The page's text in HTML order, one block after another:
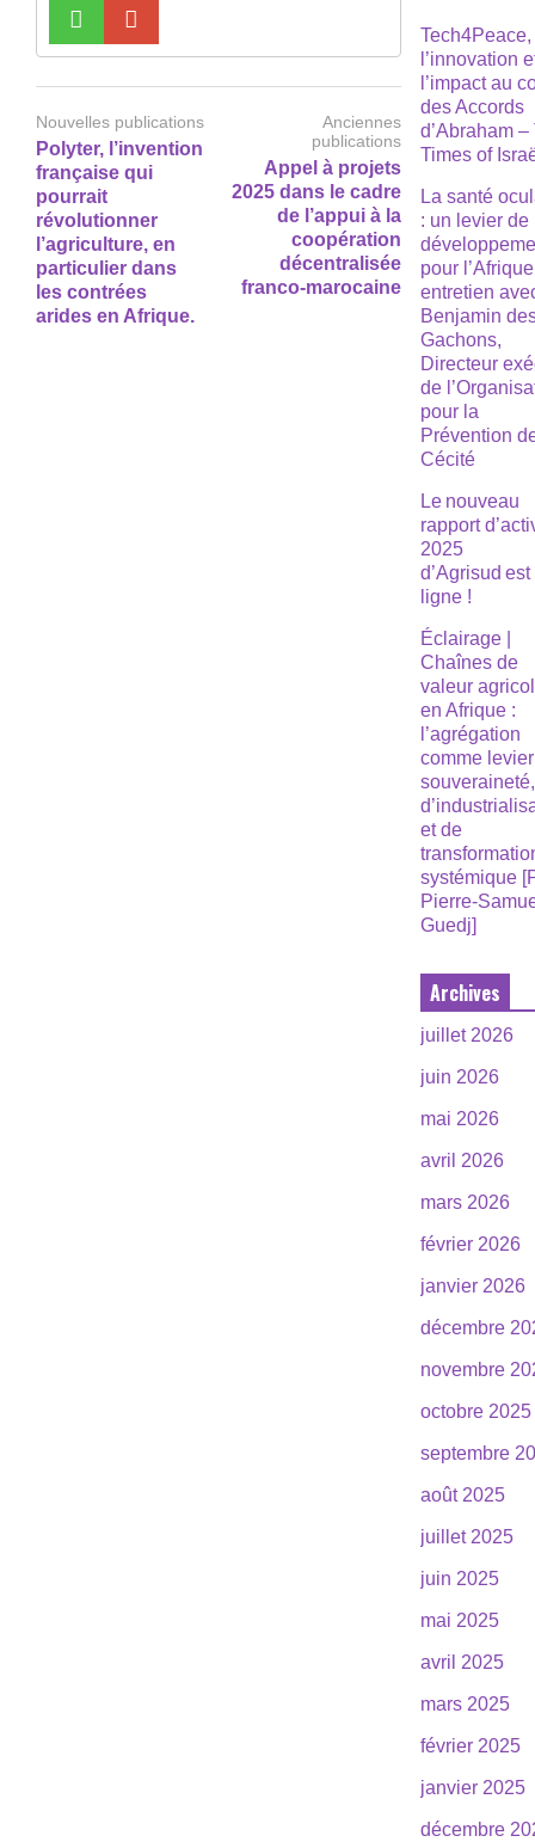
Nouvelles publications
Polyter, l’invention
française qui
pourrait
révolutionner
l’agriculture, en
particulier dans
les contrées
arides en Afrique.
Anciennes
publications
Appel à projets
2025 dans le cadre
de l’appui à la
coopération
décentralisée
franco-marocaine
Tech4Peace,
l’innovation
l’impact au
des Accords
d’Abraham –
Times of
La santé
: un levier de
pour
entretien
Benjamin
Gachons,
Directeur
de
pour la
Prévention
Cécité
Le nouveau
rapport
2025
d’Agrisud
ligne !
Éclairage |
Chaînes de
valeur
en Afrique :
l’agrégation
comme
souveraineté,
et de
systémique
Pierre-
Guedj]
Archives
juillet 2026
juin 2026
mai 2026
avril 2026
mars 2026
février 2026
janvier 2026
décembre
novembre
octobre 2025
septembre
août 2025
juillet 2025
juin 2025
mai 2025
avril 2025
mars 2025
février 2025
janvier 2025
décembre